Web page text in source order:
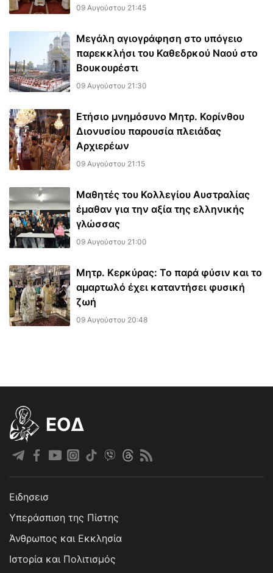
09 Αυγούστου 21:45
Μεγάλη αγιογράφηση στο υπόγειο
παρεκκλήσι του Καθεδρκού Ναού στο
Βουκουρέστι
09 Αυγούστου 21:30
Ετήσιο μνημόσυνο Μητρ. Κορίνθου
Διονυσίου παρουσία πλειάδας
Αρχιερέων
09 Αυγούστου 21:15
Μαθητές του Κολλεγίου Αυστραλίας
έμαθαν για την αξία της ελληνικής
γλώσσας
09 Αυγούστου 21:00
Μητρ. Κερκύρας: Το παρά φύσιν και το
αμαρτωλό έχει καταντήσει φυσική
ζωή
09 Αυγούστου 20:48
EOΔ
Ειδησεισ
Υπεράσπιση της Πίστης
Άνθρωπος και Εκκλησία
Ιστορία και Πολιτισμός